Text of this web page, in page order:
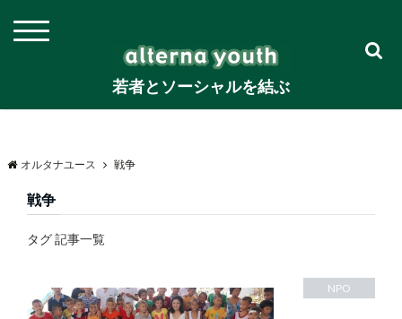
若者とソーシャルを結ぶ
オルタナユース 戦争
戦争
タグ 記事一覧
NPO